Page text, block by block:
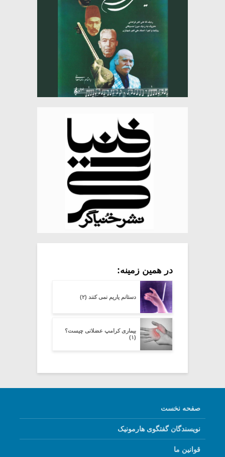
در همین زمینه:
دستانم یاریم نمی کنند (۲)
بیماری کرامپ عضلانی چیست؟
(۱)
صفحه نخست
نویسندگان گفتگوی هارمونیک
قوانین ما